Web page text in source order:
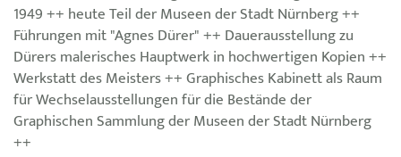
1949 ++ heute Teil der Museen der Stadt Nürnberg ++
Führungen mit "Agnes Dürer" ++ Dauerausstellung zu
Dürers malerisches Hauptwerk in hochwertigen Kopien ++
Werkstatt des Meisters ++ Graphisches Kabinett als Raum
für Wechselausstellungen für die Bestände der
Graphischen Sammlung der Museen der Stadt Nürnberg
++